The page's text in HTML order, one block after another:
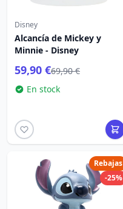
Disney
Alcancía de Mickey y
Minnie - Disney
59,90 €69,90 €
En stock
Rebajas
-25%